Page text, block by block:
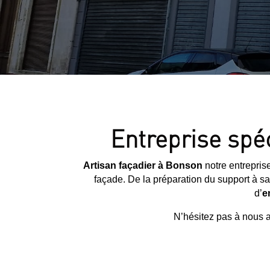
Entreprise
Artisan façadier à Bonson notre
façade. De la préparation du support à
d’
N’hésitez pas à nous